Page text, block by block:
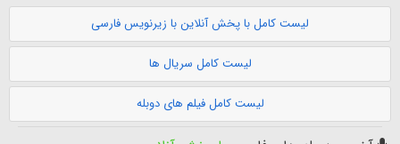
لیست کامل با پخش آنلاین با زیرنویس فارسی
لیست کامل سریال ها
لیست کامل فیلم های دوبله